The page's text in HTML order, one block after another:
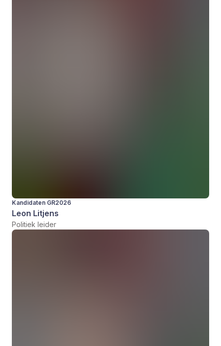
Kandidaten GR2026
Leon Litjens
Politiek leider